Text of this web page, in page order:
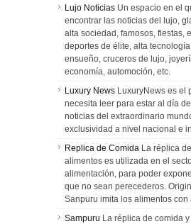
Lujo Noticias Un espacio en el
encontrar las noticias del lujo,
alta sociedad, famosos, fiestas,
deportes de élite, alta
ensueño, cruceros de lujo,
economía, automoción, etc.
Luxury News LuxuryNews es el
necesita leer para estar al día
noticias del extraordinario
exclusividad a nivel nacional e
Replica de Comida La réplica
alimentos es utilizada en el
alimentación, para poder
que no sean perecederos.
Sanpuru imita los alimentos
Sampuru La réplica de comida